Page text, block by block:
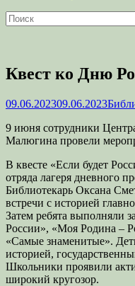
Поиск
Найти:
Квест ко Дню
Опубликовано
09.06.202309.06.2023
9 июня сотрудники
Малюгина провели
В квесте «Если будет
отряда лагеря дневного
Библиотекарь Оксана
встречи с историей
Затем ребята выполняли
России», «Моя Родина –
«Самые знаменитые».
историей,
Школьники проявили
широкий кругозор.